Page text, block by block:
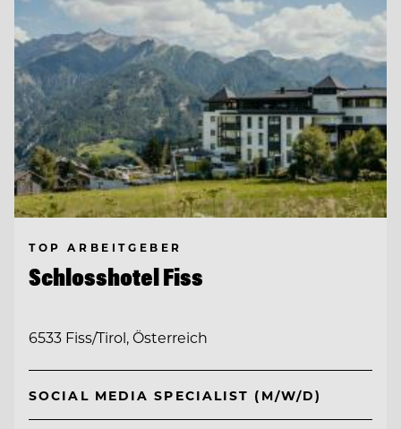
TOP ARBEITGEBER
Schlosshotel Fiss
6533 Fiss/Tirol, Österreich
SOCIAL MEDIA SPECIALIST (M/W/D)